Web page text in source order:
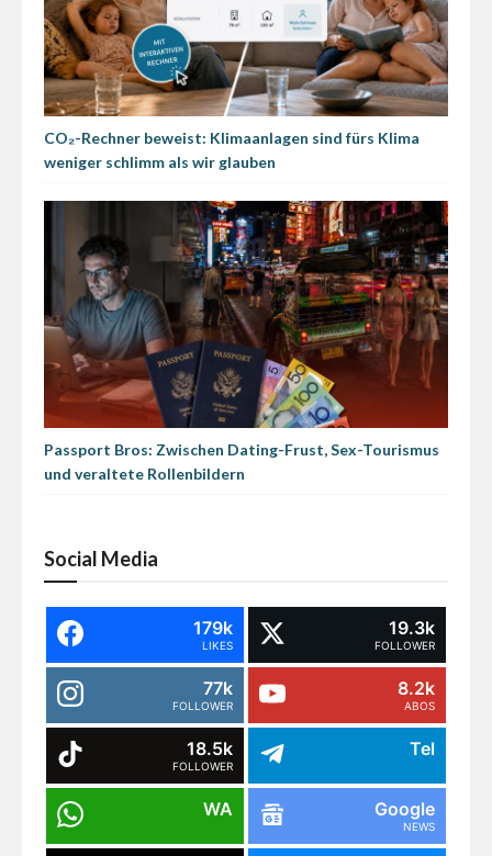
CO₂-Rechner beweist: Klimaanlagen sind fürs Klima
weniger schlimm als wir glauben
Passport Bros: Zwischen Dating-Frust, Sex-Tourismus
und veraltete Rollenbildern
Social Media
179k
LIKES
19.3k
FOLLOWER
77k
FOLLOWER
8.2k
ABOS
18.5k
FOLLOWER
Tel
WA Google
NEWS